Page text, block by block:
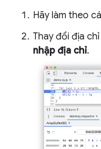
Hãy làm theo
Thay đổi địa
nhập địa chỉ.